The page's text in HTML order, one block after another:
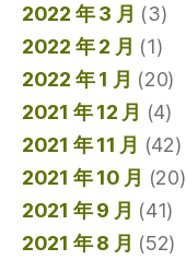
2022 年 3 月 (3)
2022 年 2 月 (1)
2022 年 1 月 (20)
2021 年 12 月 (4)
2021 年 11 月 (42)
2021 年 10 月 (20)
2021 年 9 月 (41)
2021 年 8 月 (52)